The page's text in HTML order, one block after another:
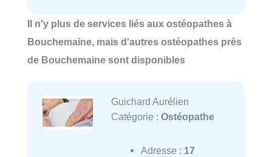
Il n'y plus de services liés aux ostéopathes à
Bouchemaine, mais d'autres ostéopathes près
de Bouchemaine sont disponibles
Guichard Aurélien
Catégorie : Ostéopathe
Adresse : 17